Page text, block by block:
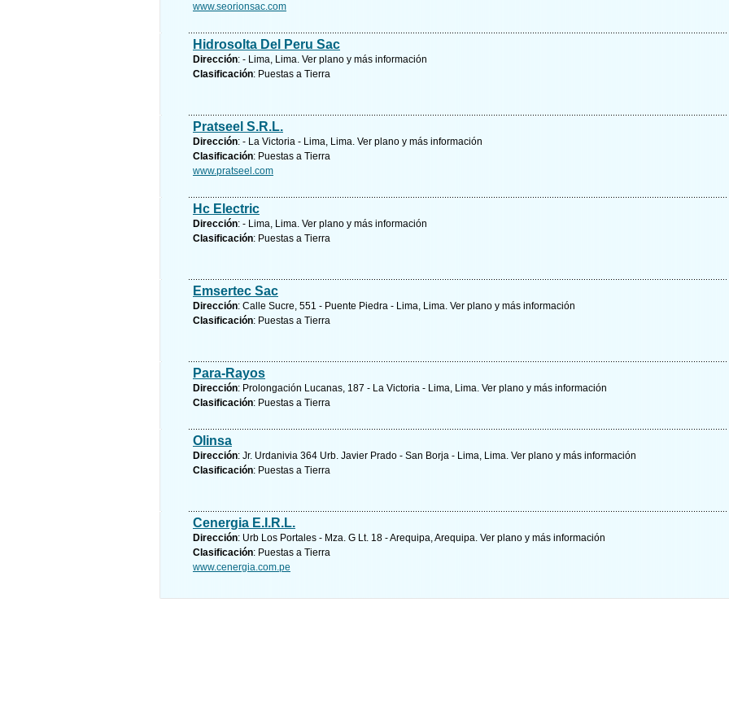
www.seorionsac.com
Hidrosolta Del Peru Sac
Dirección: - Lima, Lima. Ver plano y más información
Clasificación: Puestas a Tierra
Pratseel S.R.L.
Dirección: - La Victoria - Lima, Lima. Ver plano y más información
Clasificación: Puestas a Tierra
www.pratseel.com
Hc Electric
Dirección: - Lima, Lima. Ver plano y más información
Clasificación: Puestas a Tierra
Emsertec Sac
Dirección: Calle Sucre, 551 - Puente Piedra - Lima, Lima. Ver plano y más información
Clasificación: Puestas a Tierra
Para-Rayos
Dirección: Prolongación Lucanas, 187 - La Victoria - Lima, Lima. Ver plano y más información
Clasificación: Puestas a Tierra
Olinsa
Dirección: Jr. Urdanivia 364 Urb. Javier Prado - San Borja - Lima, Lima. Ver plano y más información
Clasificación: Puestas a Tierra
Cenergia E.I.R.L.
Dirección: Urb Los Portales - Mza. G Lt. 18 - Arequipa, Arequipa. Ver plano y más información
Clasificación: Puestas a Tierra
www.cenergia.com.pe